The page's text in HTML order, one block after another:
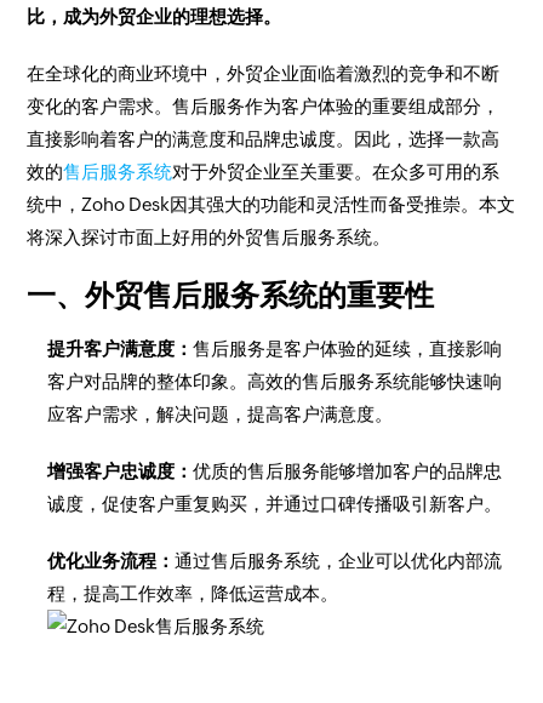
比，成为外贸企业的理想选择。
在全球化的商业环境中，外贸企业面临着激烈的竞争和不断
变化的客户需求。售后服务作为客户体验的重要组成部分，
直接影响着客户的满意度和品牌忠诚度。因此，选择一款高
效的售后服务系统对于外贸企业至关重要。在众多可用的系
统中，Zoho Desk因其强大的功能和灵活性而备受推崇。本文
将深入探讨市面上好用的外贸售后服务系统。
一、外贸售后服务系统的重要性
提升客户满意度：售后服务是客户体验的延续，直接影响
客户对品牌的整体印象。高效的售后服务系统能够快速响
应客户需求，解决问题，提高客户满意度。
增强客户忠诚度：优质的售后服务能够增加客户的品牌忠
诚度，促使客户重复购买，并通过口碑传播吸引新客户。
优化业务流程：通过售后服务系统，企业可以优化内部流
程，提高工作效率，降低运营成本。